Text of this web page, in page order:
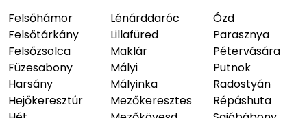
Felsőhámor
Felsőtárkány
Felsőzsolca
Füzesabony
Harsány
Hejőkeresztúr
Lénárddaróc
Lillafüred
Maklár
Mályi
Mályinka
Mezőkeresztes
Ózd
Parasznya
Pétervására
Putnok
Radostyán
Répáshuta